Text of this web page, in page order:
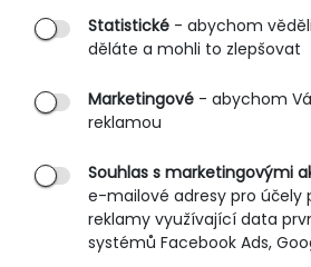
Statistické - abychom
děláte a mohli to zlepšovat
Marketingové - abychom
reklamou
Souhlas s marketingovými
e-mailové adresy pro účely
reklamy využívající data
systémů Facebook Ads,
B2B vstup
PRŮVODCE NAKUPOVÁNÍM
Obchodní podmínky
Rozměrové tabulky
Způsoby doručení
Ochrana osobních údajů